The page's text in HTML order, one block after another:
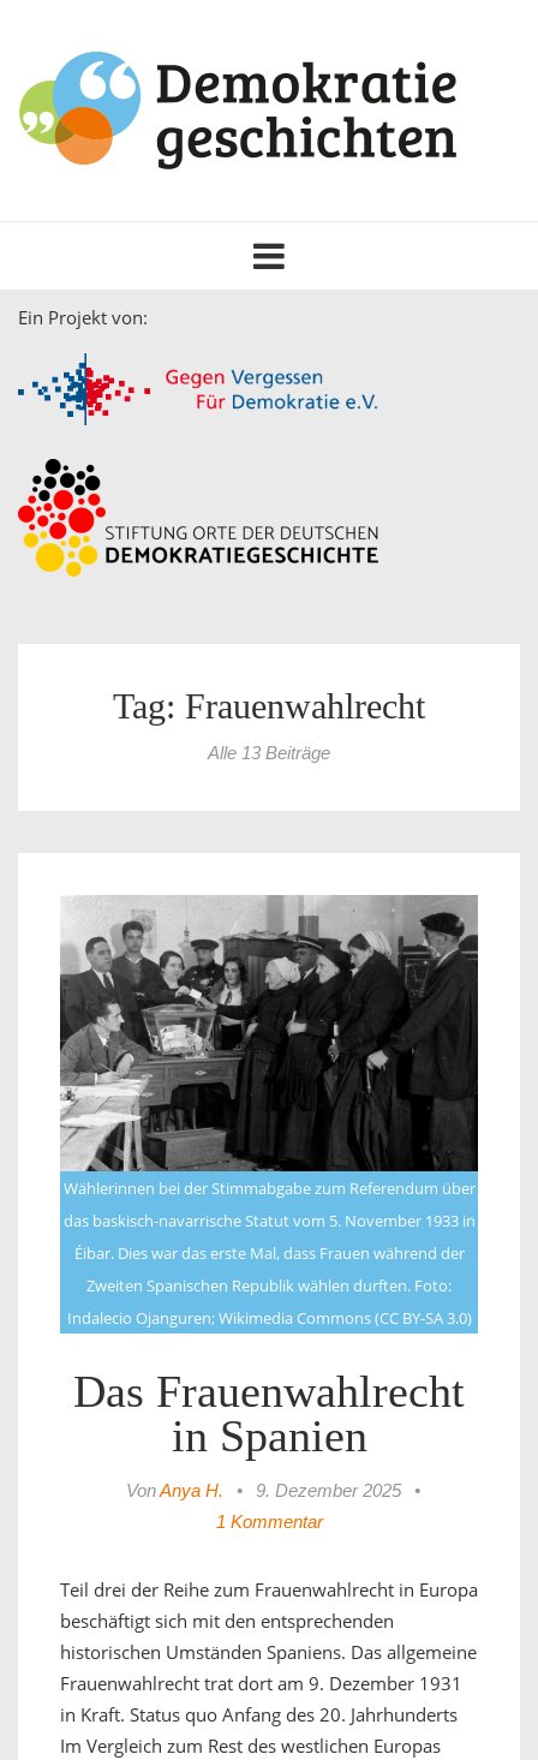
Toggle
navigation
Ein Projekt von:
Tag: Frauenwahlrecht
Alle 13 Beiträge
Wählerinnen bei der Stimmabgabe zum Referendum über
das baskisch-navarrische Statut vom 5. November 1933 in
Éibar. Dies war das erste Mal, dass Frauen während der
Zweiten Spanischen Republik wählen durften. Foto:
Indalecio Ojanguren; Wikimedia Commons (CC BY-SA 3.0)
Das Frauenwahlrecht
in Spanien
VonAnya H. • 9. Dezember 2025
•
1 Kommentar
Teil drei der Reihe zum Frauenwahlrecht in Europa
beschäftigt sich mit den entsprechenden
historischen Umständen Spaniens. Das allgemeine
Frauenwahlrecht trat dort am 9. Dezember 1931
in Kraft. Status quo Anfang des 20. Jahrhunderts
Im Vergleich zum Rest des westlichen Europas